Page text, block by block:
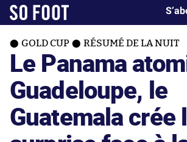
GOLD CUP RÉSUMÉ DE LA NUIT
Le Panama
Guadeloupe, le
Guatemala crée